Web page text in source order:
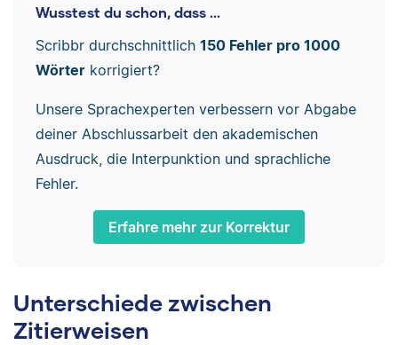
Wusstest du schon, dass ...
Scribbr durchschnittlich 150 Fehler pro 1000
Wörterkorrigiert?
Unsere Sprachexperten verbessern vor Abgabe
deiner Abschlussarbeit den akademischen
Ausdruck, die Interpunktion und sprachliche
Fehler.
Erfahre mehr zur Korrektur
Unterschiede zwischen
Zitierweisen